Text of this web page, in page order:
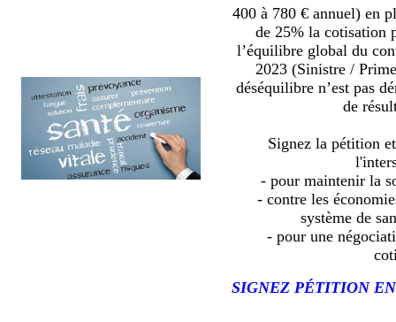
400 à 780 € annuel) en
de 25% la cotisation
l’équilibre global du
2023 (Sinistre /
déséquilibre n’est pas
de
Signez la pétition
- pour maintenir la
- contre les
système de
- pour une
SIGNEZ PÉTITION